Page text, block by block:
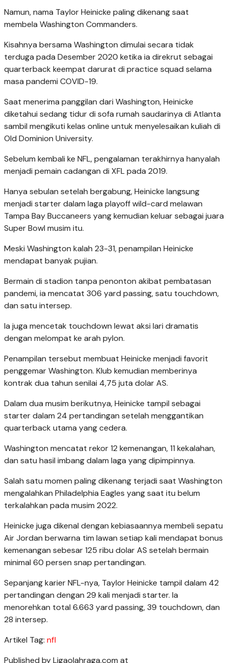
Namun, nama Taylor Heinicke paling dikenang saat
membela Washington Commanders.
Kisahnya bersama Washington dimulai secara tidak
terduga pada Desember 2020 ketika ia direkrut sebagai
quarterback keempat darurat di practice squad selama
masa pandemi COVID-19.
Saat menerima panggilan dari Washington, Heinicke
diketahui sedang tidur di sofa rumah saudarinya di Atlanta
sambil mengikuti kelas online untuk menyelesaikan kuliah di
Old Dominion University.
Sebelum kembali ke NFL, pengalaman terakhirnya hanyalah
menjadi pemain cadangan di XFL pada 2019.
Hanya sebulan setelah bergabung, Heinicke langsung
menjadi starter dalam laga playoff wild-card melawan
Tampa Bay Buccaneers yang kemudian keluar sebagai juara
Super Bowl musim itu.
Meski Washington kalah 23-31, penampilan Heinicke
mendapat banyak pujian.
Bermain di stadion tanpa penonton akibat pembatasan
pandemi, ia mencatat 306 yard passing, satu touchdown,
dan satu intersep.
Ia juga mencetak touchdown lewat aksi lari dramatis
dengan melompat ke arah pylon.
Penampilan tersebut membuat Heinicke menjadi favorit
penggemar Washington. Klub kemudian memberinya
kontrak dua tahun senilai 4,75 juta dolar AS.
Dalam dua musim berikutnya, Heinicke tampil sebagai
starter dalam 24 pertandingan setelah menggantikan
quarterback utama yang cedera.
Washington mencatat rekor 12 kemenangan, 11 kekalahan,
dan satu hasil imbang dalam laga yang dipimpinnya.
Salah satu momen paling dikenang terjadi saat Washington
mengalahkan Philadelphia Eagles yang saat itu belum
terkalahkan pada musim 2022.
Heinicke juga dikenal dengan kebiasaannya membeli sepatu
Air Jordan berwarna tim lawan setiap kali mendapat bonus
kemenangan sebesar 125 ribu dolar AS setelah bermain
minimal 60 persen snap pertandingan.
Sepanjang karier NFL-nya, Taylor Heinicke tampil dalam 42
pertandingan dengan 29 kali menjadi starter. Ia
menorehkan total 6.663 yard passing, 39 touchdown, dan
28 intersep.
Artikel Tag: nfl
Published by Ligaolahraga.com at